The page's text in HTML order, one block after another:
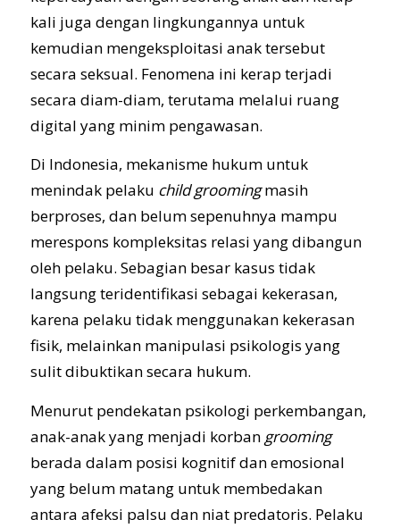
kali juga dengan lingkungannya untuk
kemudian mengeksploitasi anak tersebut
secara seksual. Fenomena ini kerap terjadi
secara diam-diam, terutama melalui ruang
digital yang minim pengawasan.
Di Indonesia, mekanisme hukum untuk
menindak pelaku child groomingmasih
berproses, dan belum sepenuhnya mampu
merespons kompleksitas relasi yang dibangun
oleh pelaku. Sebagian besar kasus tidak
langsung teridentifikasi sebagai kekerasan,
karena pelaku tidak menggunakan kekerasan
fisik, melainkan manipulasi psikologis yang
sulit dibuktikan secara hukum.
Menurut pendekatan psikologi perkembangan,
anak-anak yang menjadi korban grooming
berada dalam posisi kognitif dan emosional
yang belum matang untuk membedakan
antara afeksi palsu dan niat predatoris. Pelaku